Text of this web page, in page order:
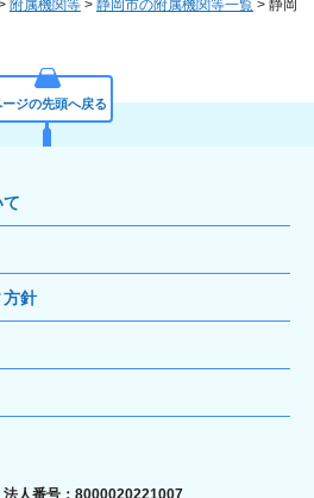
附属機関等 > 静岡市の附属機関等一覧 > 静岡
ージの先頭へ戻る
方針
岡市